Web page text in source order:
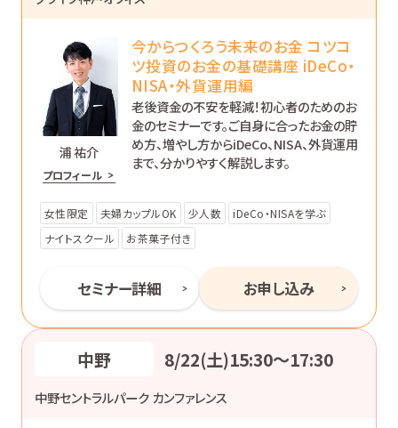
浦 祐介
プロフィール
今からつくろう未来のお金 コツコ
ツ投資のお金の基礎講座 iDeCo・
NISA・外貨運用編
老後資金の不安を軽減！初心者のためのお
金のセミナーです。ご自身に合ったお金の貯
め方、増やし方からiDeCo、NISA、外貨運用
まで、分かりやすく解説します。
女性限定 夫婦カップルOK 少人数
iDeCo・NISAを学ぶ
ナイトスクール
お茶菓子付き
セミナー詳細 お申し込み
中野 8/22(土)15:30〜17:30
中野セントラルパーク カンファレンス